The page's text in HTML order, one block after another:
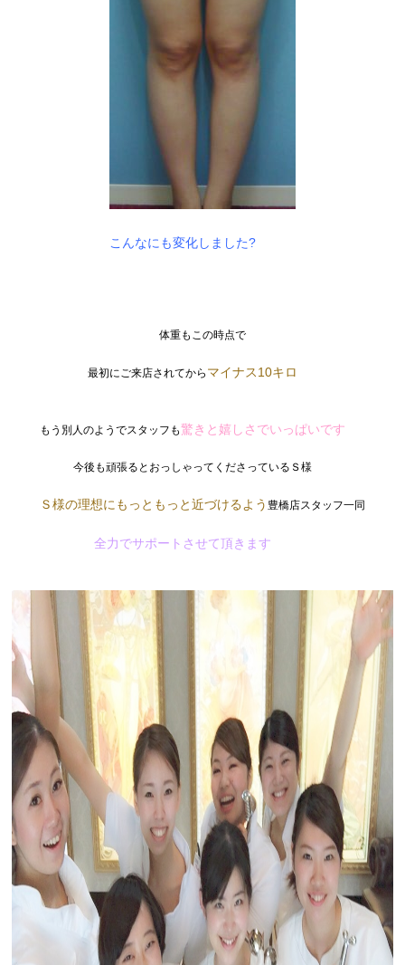
こんなにも変化しました?
体重もこの時点で
最初にご来店されてから マイナス10キロ
もう別人のようでスタッフも驚きと嬉しさでいっぱいです
今後も頑張るとおっしゃってくださっているＳ様
Ｓ様の理想にもっともっと近づけるよう 豊橋店スタッフ一同
全力でサポートさせて頂きます